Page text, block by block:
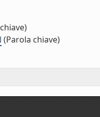
(Parola chiave)